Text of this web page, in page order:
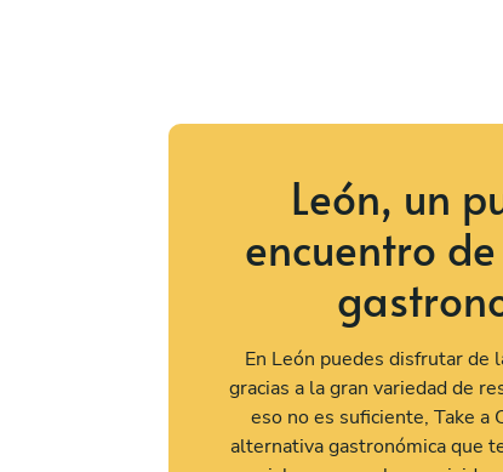
truly
better
recommend
and his team for
occasion!
León, un
encuentro
En León puedes disfrutar de
gracias a la gran variedad de
eso no es suficiente, Take a
alternativa gastronómica que